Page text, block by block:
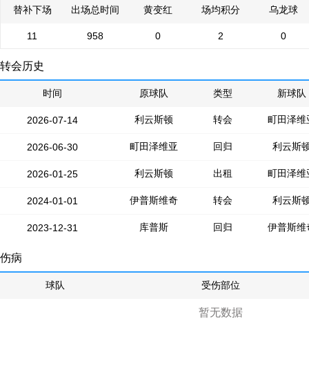
替补下场 出场总时间 黄变红 场均积分 乌龙球
11 958 0 2 0
转会历史
时间 原球队 类型 新球队
2026-07-14 利云斯顿 转会 町田泽维
2026-06-30 町田泽维亚 回归 利云斯
2026-01-25 利云斯顿 出租 町田泽维
2024-01-01 伊普斯维奇 转会 利云斯
2023-12-31 库普斯 回归 伊普斯维
伤病
球队 受伤部位
暂无数据